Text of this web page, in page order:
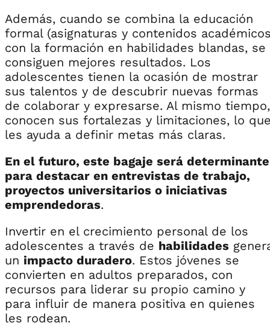
Además, cuando se combina la educación
formal (asignaturas y contenidos
con la formación en habilidades blandas, se
consiguen mejores resultados. Los
adolescentes tienen la ocasión de mostrar
sus talentos y de descubrir nuevas formas
de colaborar y expresarse. Al mismo tiempo,
conocen sus fortalezas y limitaciones, lo
les ayuda a definir metas más claras.
En el futuro, este bagaje será determinante
para destacar en entrevistas de trabajo,
proyectos universitarios o iniciativas
emprendedoras.
Invertir en el crecimiento personal de los
adolescentes a través de habilidades
un impacto duradero. Estos jóvenes se
convierten en adultos preparados, con
recursos para liderar su propio camino y
para influir de manera positiva en quienes
les rodean.